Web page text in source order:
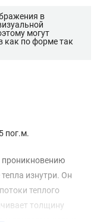
в
могут
как по форме так
пог.м.
проникновению
изнутри. Он
теплого
толщину